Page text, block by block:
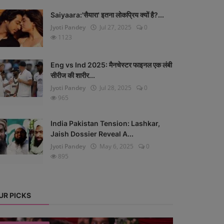
Saiyaara:'सैयारा' इतना लोकप्रिय क्यों है?...
Jyoti Pandey
Jul 27, 2025
0
1123
Eng vs Ind 2025: मैनचेस्टर फाइनल एक लंबी
सीरीज की शारीर...
Jyoti Pandey
Jul 28, 2025
0
965
India Pakistan Tension: Lashkar,
Jaish Dossier Reveal A...
Jyoti Pandey
May 6, 2025
0
895
PICKS